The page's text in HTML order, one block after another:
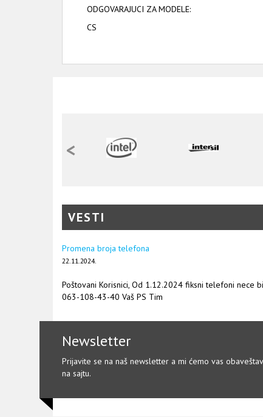
ODGOVARAJUCI ZA MODELE:
CS
<
VESTI
Promena broja telefona
22.11.2024.
Poštovani Korisnici, Od 1.12.2024 fiksni telefoni nece
063-108-43-40 Vaš PS Tim
Newsletter
Prijavite se na naš newsletter a mi ćemo vas
na sajtu.